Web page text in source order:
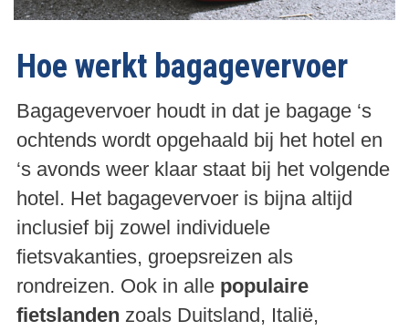
Hoe werkt bagagevervoer
Bagagevervoer houdt in dat je bagage ‘s
ochtends wordt opgehaald bij het hotel en
‘s avonds weer klaar staat bij het volgende
hotel. Het bagagevervoer is bijna altijd
inclusief bij zowel individuele
fietsvakanties, groepsreizen als
rondreizen. Ook in alle populaire
fietslanden zoals Duitsland, Italië,